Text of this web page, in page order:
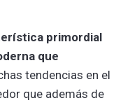
primordial
que
tendencias en el
que además de